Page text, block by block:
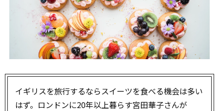
イギリスを旅行するならスイーツを食べる機会は多い
はず。ロンドンに20年以上暮らす宮田華子さんが